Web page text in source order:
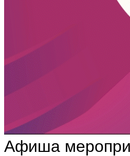
Афиша